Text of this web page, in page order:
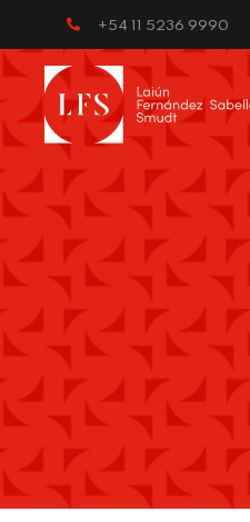
+54 11 5236 9990